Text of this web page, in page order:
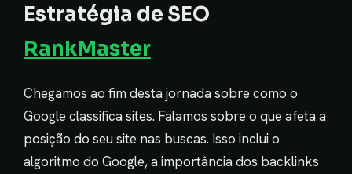
Estratégia de SEO
RankMaster
Chegamos ao fim desta jornada sobre como o
Google classifica sites. Falamos sobre o que afeta a
posição do seu site nas buscas. Isso inclui o
algoritmo do Google, a importância dos backlinks